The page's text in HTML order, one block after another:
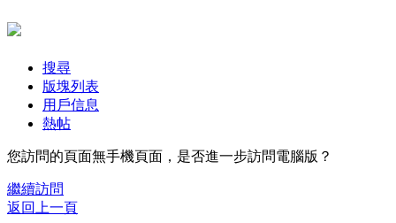
搜尋
版塊列表
用戶信息
熱帖
您訪問的頁面無手機頁面，是否進一步訪問電腦版？
繼續訪問
返回上一頁